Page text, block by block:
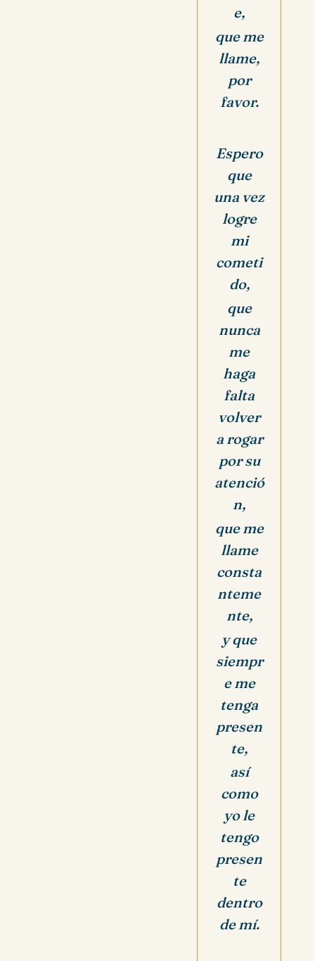
e,
que me
llame,
por
favor.
Espero
que
una vez
logre
mi
cometi
do,
que
nunca
me
haga
falta
volver
a rogar
por su
atenció
n,
que me
llame
consta
nteme
nte,
y que
siempr
e me
tenga
presen
te,
así
como
yo le
tengo
presen
te
dentro
de mí.